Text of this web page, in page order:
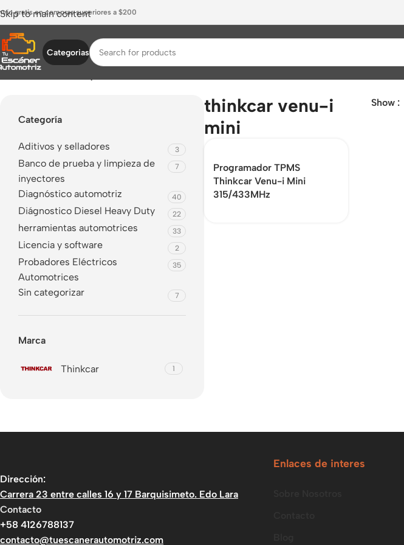
Skip to main content
gratis en compras superiores a $200
Categorias
Categoría
Aditivos y selladores 3
Banco de prueba y limpieza de
inyectores
7
Diagnóstico automotriz 40
Diágnostico Diesel Heavy Duty 22
herramientas automotrices 33
Licencia y software 2
Probadores Eléctricos
Automotrices
35
Sin categorizar 7
Marca
Thinkcar 1
thinkcar venu-i
mini
Show
Programador TPMS
Thinkcar Venu-i Mini
315/433MHz
Dirección:
Carrera 23 entre calles 16 y 17 Barquisimeto. Edo Lara
Contacto
+58 4126788137
contacto@tuescanerautomotriz.com
Enlaces de interes